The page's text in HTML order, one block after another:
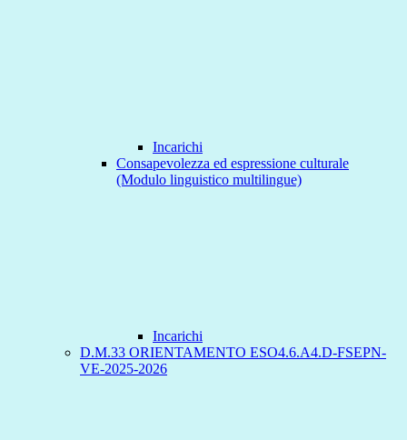
Incarichi
Consapevolezza ed espressione culturale
(Modulo linguistico multilingue)
Incarichi
D.M.33 ORIENTAMENTO ESO4.6.A4.D-FSEPN-
VE-2025-2026